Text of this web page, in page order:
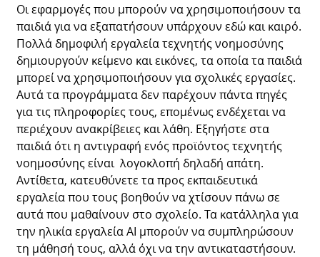
Οι εφαρμογές που μπορούν να χρησιμοποιήσουν τα
παιδιά για να εξαπατήσουν υπάρχουν εδώ και καιρό.
Πολλά δημοφιλή εργαλεία τεχνητής νοημοσύνης
δημιουργούν κείμενο και εικόνες, τα οποία τα παιδιά
μπορεί να χρησιμοποιήσουν για σχολικές εργασίες.
Αυτά τα προγράμματα δεν παρέχουν πάντα πηγές
για τις πληροφορίες τους, επομένως ενδέχεται να
περιέχουν ανακρίβειες και λάθη. Εξηγήστε στα
παιδιά ότι η αντιγραφή ενός προϊόντος τεχνητής
νοημοσύνης είναι λογοκλοπή δηλαδή απάτη.
Αντίθετα, κατευθύνετε τα προς εκπαιδευτικά
εργαλεία που τους βοηθούν να χτίσουν πάνω σε
αυτά που μαθαίνουν στο σχολείο. Τα κατάλληλα για
την ηλικία εργαλεία AI μπορούν να συμπληρώσουν
τη μάθησή τους, αλλά όχι να την αντικαταστήσουν.